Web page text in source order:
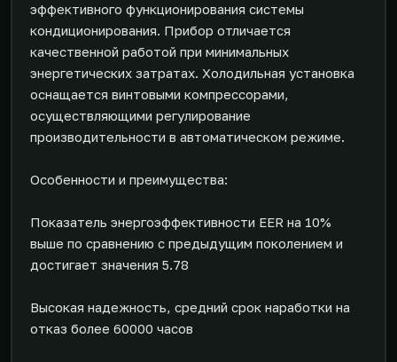
эффективного функционирования системы
кондиционирования. Прибор отличается
качественной работой при минимальных
энергетических затратах. Холодильная установка
оснащается винтовыми компрессорами,
осуществляющими регулирование
производительности в автоматическом режиме.
Особенности и преимущества:
Показатель энергоэффективности EER на 10%
выше по сравнению с предыдущим поколением и
достигает значения 5.78
Высокая надежность, средний срок наработки на
отказ более 60000 часов